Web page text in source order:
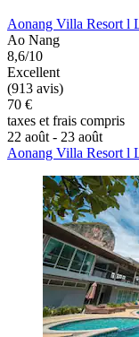
Aonang Villa Resort l
Ao Nang
8,6/10
Excellent
(913 avis)
70 €
taxes et frais compris
22 août - 23 août
Aonang Villa Resort l